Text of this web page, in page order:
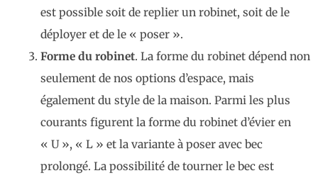
est possible soit de replier un robinet, soit de le
déployer et de le « poser ».
Forme du robinet. La forme du robinet dépend non
seulement de nos options d’espace, mais
également du style de la maison. Parmi les plus
courants figurent la forme du robinet d’évier en
« U », « L » et la variante à poser avec bec
prolongé. La possibilité de tourner le bec est